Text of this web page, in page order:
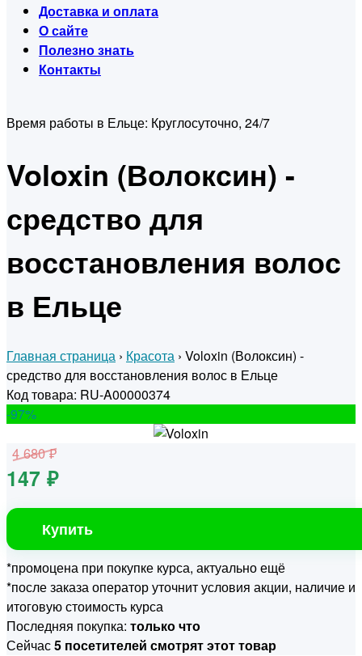
Доставка и оплата
О сайте
Полезно знать
Контакты
Время работы в Ельце: Круглосуточно, 24/7
Voloxin (Волоксин) -
средство для
восстановления волос
в Ельце
Главная страница › Красота › Voloxin (Волоксин) -
средство для восстановления волос в Ельце
Код товара: RU-A00000374
-97%
4 680 ₽
147 ₽
Купить
*промоцена при покупке курса, актуально ещё
*после заказа оператор уточнит условия акции, наличие и
итоговую стоимость курса
Последняя покупка: только что
Сейчас5 посетителей смотрят этот товар